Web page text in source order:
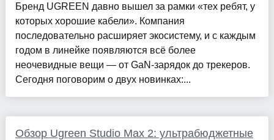
Бренд UGREEN давно вышел за рамки «тех ребят, у
которых хорошие кабели». Компания
последовательно расширяет экосистему, и с каждым
годом в линейке появляются всё более
неочевидные вещи — от GaN-зарядок до трекеров.
Сегодня поговорим о двух новинках:...
Обзор Ugreen Studio Max 2: ультрабюджетные